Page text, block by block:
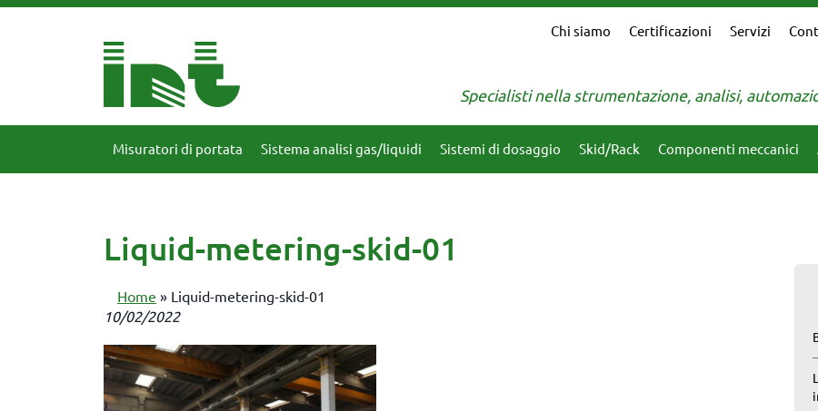
Chi siamo Certificazioni Servizi
Specialisti nella strumentazione, analisi,
Misuratori di portata Sistema analisi gas/liquidi Sistemi di dosaggio Skid/Rack Componenti meccanici
Liquid-metering-skid-01
Home » Liquid-metering-skid-01
10/02/2022